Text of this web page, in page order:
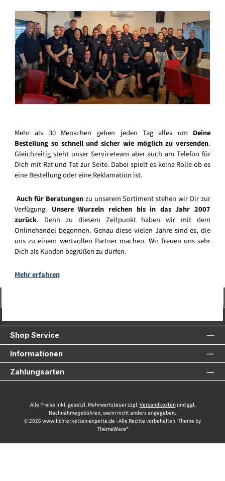
Mehr als 30 Menschen geben jeden Tag alles um Deine
Bestellung so schnell und sicher wie möglich zu versenden.
Gleichzeitig steht unser Serviceteam aber auch am Telefon für
Dich mit Rat und Tat zur Seite. Dabei spielt es keine Rolle ob es
eine Bestellung oder eine Reklamation ist.
Auch für Beratungenzu unserem Sortiment stehen wir Dir zur
Verfügung. Unsere Wurzeln reichen bis in das Jahr 2007
zurück. Denn zu diesem Zeitpunkt haben wir mit dem
Onlinehandel begonnen. Genau diese vielen Jahre sind es, die
uns zu einem wertvollen Partner machen. Wir freuen uns sehr
Dich als Kunden begrüßen zu dürfen.
Mehr erfahren
Shop Service
Informationen
Zahlungsarten
Alle Preise inkl. gesetzl. Mehrwertsteuer zzgl. Versandkostenund ggf.
Nachnahmegebühren, wenn nicht anders angegeben.
© 2026 www.lichterketten-experte.de - Alle Rechte vorbehalten. Theme by
ThemeWare®